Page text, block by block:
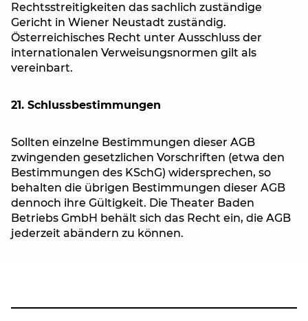
Rechtsstreitigkeiten das sachlich zuständige
Gericht in Wiener Neustadt zuständig.
Österreichisches Recht unter Ausschluss der
internationalen Verweisungsnormen gilt als
vereinbart.
21. Schlussbestimmungen
Sollten einzelne Bestimmungen dieser AGB
zwingenden gesetzlichen Vorschriften (etwa den
Bestimmungen des KSchG) widersprechen, so
behalten die übrigen Bestimmungen dieser AGB
dennoch ihre Gültigkeit. Die Theater Baden
Betriebs GmbH behält sich das Recht ein, die AGB
jederzeit abändern zu können.